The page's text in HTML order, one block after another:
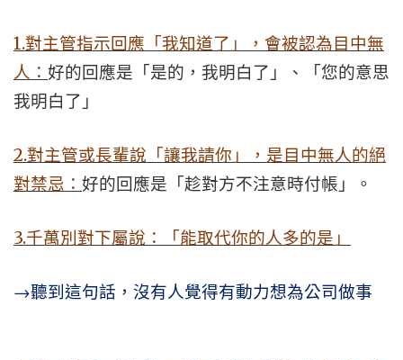
1.對主管指示回應「我知道了」，會被認為目中無
人： 好的回應是「是的，我明白了」、「您的意思
我明白了」
2.對主管或長輩說「讓我請你」，是目中無人的絕
對禁忌： 好的回應是「趁對方不注意時付帳」。
3.千萬別對下屬說：「能取代你的人多的是」
→聽到這句話，沒有人覺得有動力想為公司做事